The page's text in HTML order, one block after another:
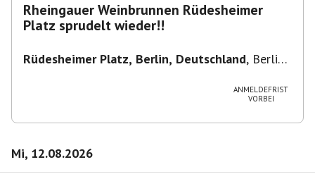
Rheingauer Weinbrunnen Rüdesheimer
Platz sprudelt wieder!!
Rüdesheimer Platz, Berlin, Deutschland, Berlin-
ANMELDEFRIST
VORBEI
Mi, 12.08.2026